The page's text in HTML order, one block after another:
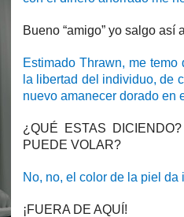
Bueno “amigo” yo salgo
Estimado Thrawn, me
la libertad del individuo, de
nuevo amanecer dorado en
¿QUÉ ESTAS
PUEDE VOLAR?
No, no, el color de la piel
¡FUERA DE AQUÍ!